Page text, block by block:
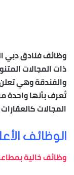
وظائف فنادق دبي
ذات المجالات
والفندقة وهي
تُعرف بأنها
المجالات
الوظائف
وظائف خالية